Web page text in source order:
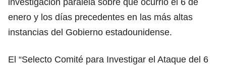
enero y los días precedentes en las más altas
instancias del Gobierno estadounidense.
El “Selecto Comité para Investigar el Ataque del 6